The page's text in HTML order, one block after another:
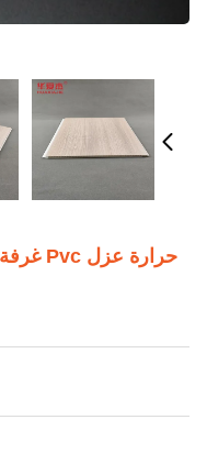
حرارة عزل Pvc غرفة حمّام جدار لوح لداخلية, حارّ يختم